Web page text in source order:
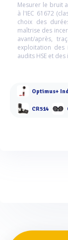
Mesurer le bruit
à l'IEC 61672
choix des
maîtrise des
avant/après,
exploitation des
audits HSE et
Optimus+
CR514